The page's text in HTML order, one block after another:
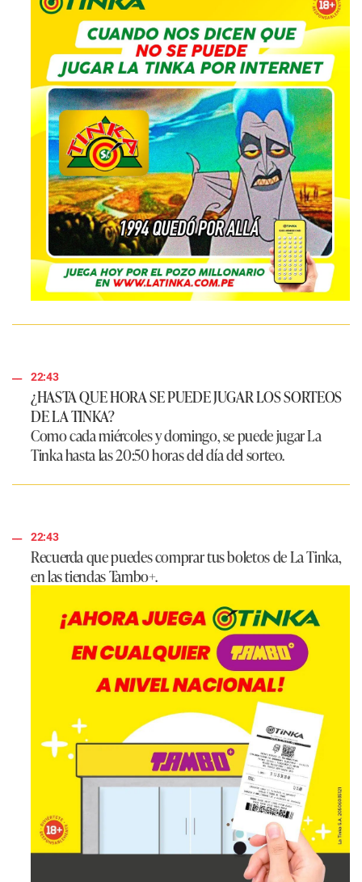
22:43
¿HASTA QUE HORA SE PUEDE JUGAR LOS SORTEOS
DE LA TINKA?
Como cada miércoles y domingo, se puede jugarLa
Tinkahasta las 20:50 horas del día del sorteo.
22:43
Recuerda que puedes comprar tus boletos deLa Tinka,
en las tiendasTambo+.